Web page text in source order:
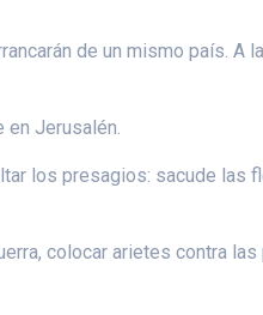
de un mismo país. A
en Jerusalén.
los presagios: sacude las
colocar arietes contra